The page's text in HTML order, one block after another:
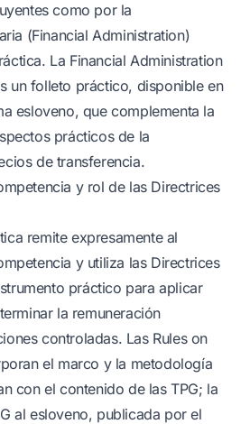
como por la
(Financial Administration)
La Financial Administration
un folleto práctico, disponible en
esloveno, que complementa la
prácticos de la
de transferencia.
y rol de las Directrices
remite expresamente al
y utiliza las Directrices
práctico para aplicar
la remuneración
controladas. Las Rules on
el marco y la metodología
con el contenido de las TPG; la
al esloveno, publicada por el